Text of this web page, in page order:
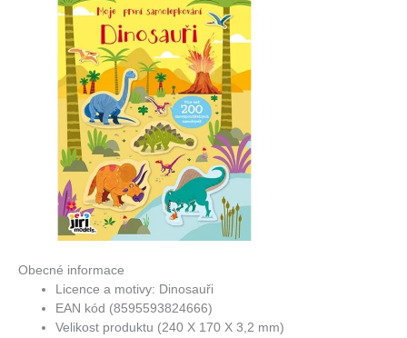
Obecné informace
Licence a motivy: Dinosauři
EAN kód (8595593824666)
Velikost produktu (240 X 170 X 3,2 mm)